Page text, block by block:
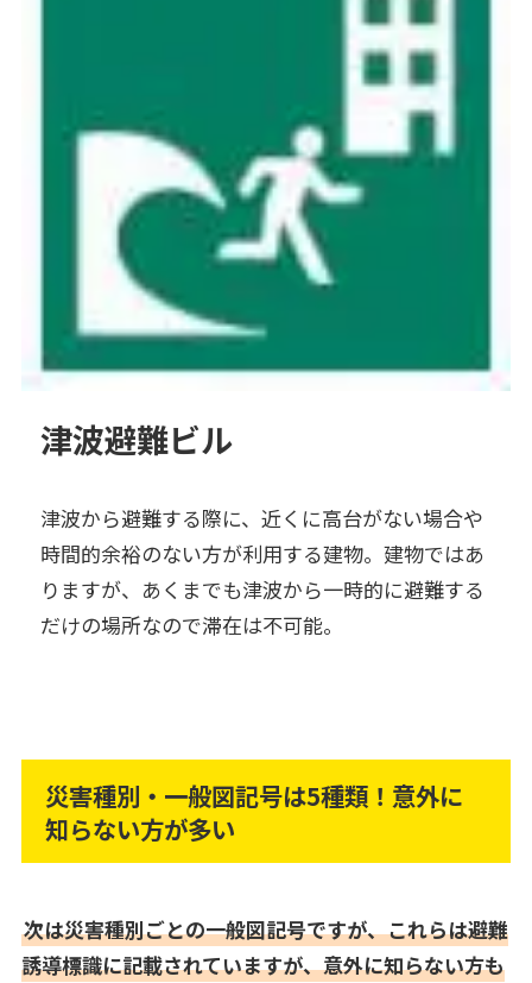
津波避難ビル
津波から避難する際に、近くに高台がない場合や
時間的余裕のない方が利用する建物。建物ではあ
りますが、あくまでも津波から一時的に避難する
だけの場所なので滞在は不可能。
災害種別・一般図記号は5種類！意外に
知らない方が多い
次は災害種別ごとの一般図記号ですが、これらは避難
誘導標識に記載されていますが、意外に知らない方も